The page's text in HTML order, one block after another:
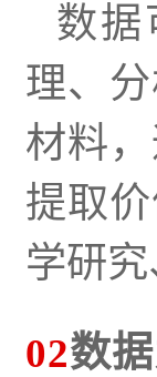
数据
理、
材料
提取
学研
02数